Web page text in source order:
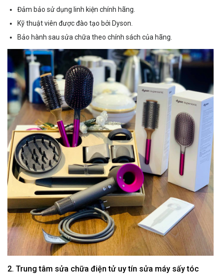
Đảm bảo sử dụng linh kiện chính hãng.
Kỹ thuật viên được đào tạo bởi Dyson.
Bảo hành sau sửa chữa theo chính sách của hãng.
2. Trung tâm sửa chữa điện tử uy tín sửa máy sấy tóc